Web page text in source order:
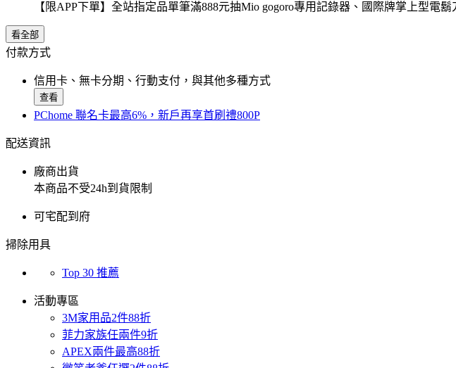
【限APP下單】全站指定品單筆滿888元抽Mio gogoro專用記錄器、國際牌掌上型電
看全部
付款方式
信用卡、無卡分期、行動支付，與其他多種方式
查看
PChome 聯名卡最高6%，新戶再享首刷禮800P
配送資訊
廠商出貨
本商品不受24h到貨限制
可宅配到府
掃除用具
Top 30 推薦
活動專區
3M家用品2件88折
菲力家族任兩件9折
APEX兩件最高88折